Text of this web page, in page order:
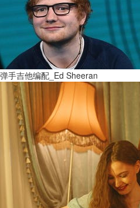
弹手吉他编配_Ed Sheeran